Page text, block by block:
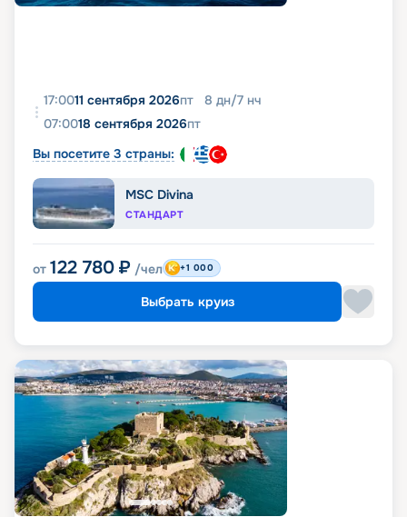
17:0011 сентября 2026пт 8 дн/7 нч
07:0018 сентября 2026пт
Вы посетите 3 страны:
MSC Divina
СТАНДАРТ
от 122 780 ₽ /чел +1 000
Выбрать круиз